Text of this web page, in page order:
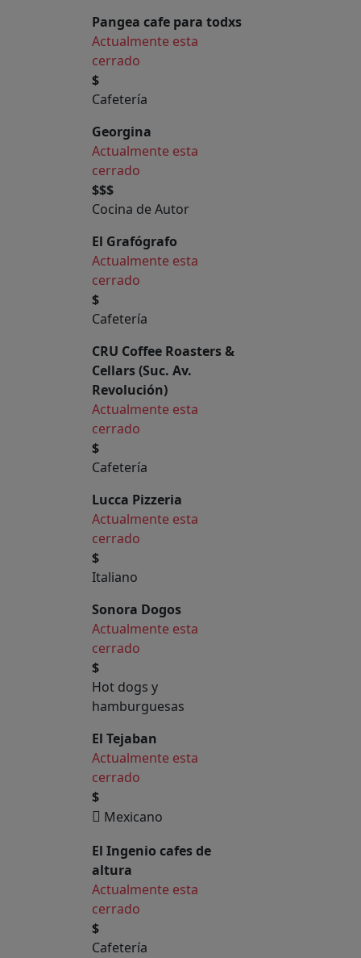
Pangea cafe para todxs
Actualmente esta
cerrado
$
Cafetería
Georgina
Actualmente esta
cerrado
$$$
Cocina de Autor
El Grafógrafo
Actualmente esta
cerrado
$
Cafetería
CRU Coffee Roasters &
Cellars (Suc. Av.
Revolución)
Actualmente esta
cerrado
$
Cafetería
Lucca Pizzeria
Actualmente esta
cerrado
$
Italiano
Sonora Dogos
Actualmente esta
cerrado
$
Hot dogs y
hamburguesas
El Tejaban
Actualmente esta
cerrado
$
Mexicano
El Ingenio cafes de
altura
Actualmente esta
cerrado
$
Cafetería